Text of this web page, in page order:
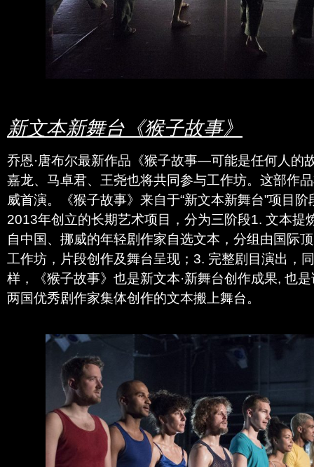
新文本新舞台《猴子故事》
乔恩·唐布尔最新作品《猴子故事—可能是任何人的
嘉龙、马卓君、王尧也将共同参与工作坊。这部作
威首演。《猴子故事》来自于“新文本新舞台”项目
2013年创立的长期艺术项目，分为三阶段1. 文本提
自中国、挪威的年轻剧作家自选文本，分组由国际
工作坊，片段创作及舞台呈现；3. 完整剧目演出，
样，《猴子故事》也是新文本·新舞台创作成果, 也
两国优秀剧作家集体创作的文本搬上舞台。